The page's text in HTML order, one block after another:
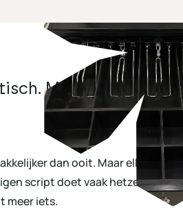
Maar reken even
dan ooit. Maar elke keer
script doet vaak hetzelfde
meer iets.